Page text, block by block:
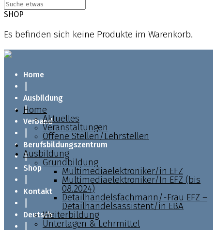
SHOP
Es befinden sich keine Produkte im Warenkorb.
Home
Ausbildung
Verband
Berufsbildungszentrum
Shop
Kontakt
Deutsch
Home
Aktuelles
Veranstaltungen
Offene Stellen/Lehrstellen
Ausbildung
Grundbildung
Multimediaelektroniker/in EFZ
Multimediaelektroniker/In EFZ (bis
08.2024)
Detailhandelsfachmann/-Frau EFZ –
Detailhandelsassistent/in EBA
Weiterbildung
Unterlagen & Lehrmittel